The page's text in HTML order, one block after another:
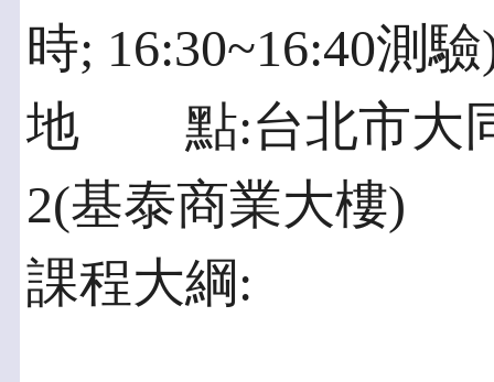
時; 16:30~16:40測驗
地 點:台北市大同
2(基泰商業大樓)
課程大綱: